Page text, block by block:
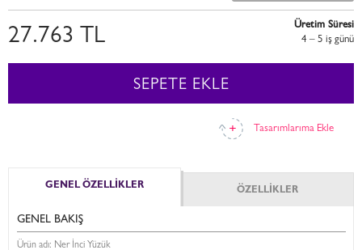
Tasarımlarıma Ekle
27.763 TL
Üretim Süresi
4 – 5 i̇ş günü
SEPETE EKLE
GENEL ÖZELLİKLER ÖZELLİKLER
GENEL BAKIŞ
Ürün adı: Ner İnci Yüzük